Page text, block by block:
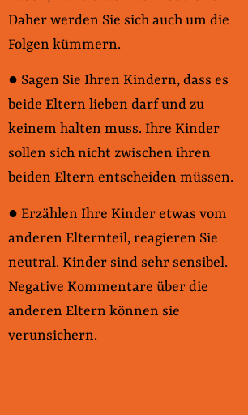
Daher werden Sie sich auch um die
Folgen kümmern.
● Sagen Sie Ihren Kindern, dass es
beide Eltern lieben darf und zu
keinem halten muss. Ihre Kinder
sollen sich nicht zwischen ihren
beiden Eltern entscheiden müssen.
● Erzählen Ihre Kinder etwas vom
anderen Elternteil, reagieren Sie
neutral. Kinder sind sehr sensibel.
Negative Kommentare über die
anderen Eltern können sie
verunsichern.